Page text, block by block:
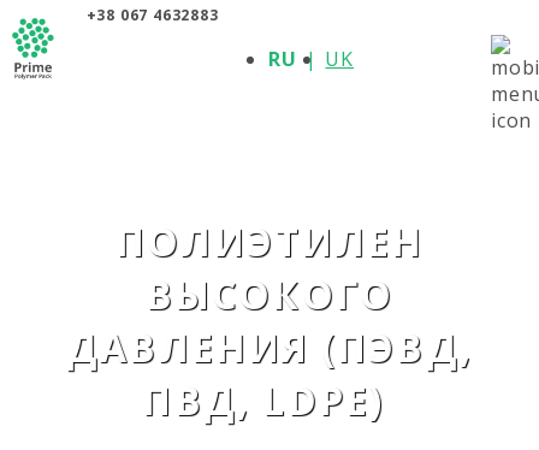
+38 067 4632883
RU UK
ПОЛИЭТИЛЕН
ВЫСОКОГО
ДАВЛЕНИЯ (ПЭВД,
ПВД, LDPE)
О КОМПАНИИ
ПРОДУКЦИЯ